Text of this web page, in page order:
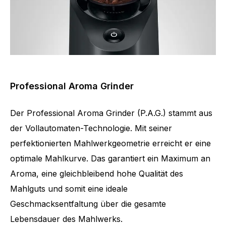
Professional Aroma Grinder
Der Professional Aroma Grinder (P.A.G.) stammt aus
der Vollautomaten-Technologie. Mit seiner
perfektionierten Mahlwerkgeometrie erreicht er eine
optimale Mahlkurve. Das garantiert ein Maximum an
Aroma, eine gleichbleibend hohe Qualität des
Mahlguts und somit eine ideale
Geschmacksentfaltung über die gesamte
Lebensdauer des Mahlwerks.